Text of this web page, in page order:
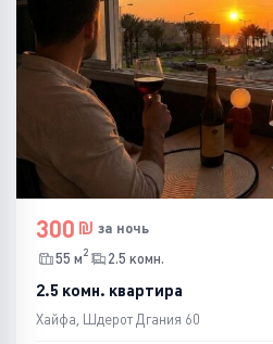
300
за ночь
55 м2 2.5 комн.
2.5 комн. квартира
Хайфа, Шдерот Дгания 60